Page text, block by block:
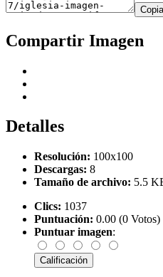
Compartir Imagen
Detalles
Resolución: 100x100
Descargas: 8
Tamaño de archivo: 5.5
Clics: 1037
Puntuación: 0.00 (0 Votos)
Puntuar imagen: